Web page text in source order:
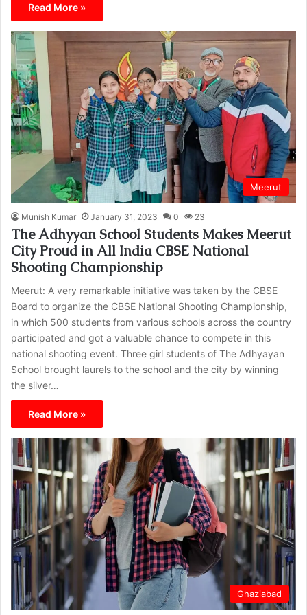
Read More »
Meerut
Munish Kumar January 31, 2023 0 23
The Adhyyan School Students Makes Meerut
City Proud in All India CBSE National
Shooting Championship
Meerut: A very remarkable initiative was taken by the CBSE
Board to organize the CBSE National Shooting Championship,
in which 500 students from various schools across the country
participated and got a valuable chance to compete in this
national shooting event. Three girl students of The Adhyayan
School brought laurels to the school and the city by winning
the silver…
Read More »
Ghaziabad